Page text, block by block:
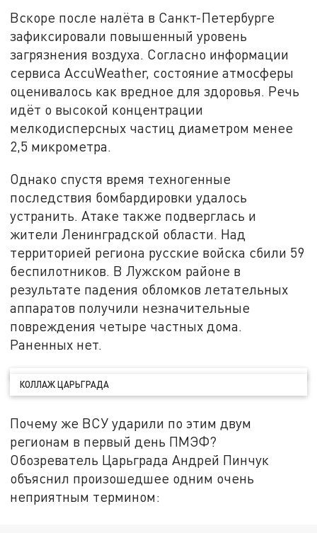
Вскоре после налёта в Санкт-Петербурге
зафиксировали повышенный уровень
загрязнения воздуха. Согласно информации
сервиса AccuWeather, состояние атмосферы
оценивалось как вредное для здоровья. Речь
идёт о высокой концентрации
мелкодисперсных частиц диаметром менее
2,5 микрометра.
Однако спустя время техногенные
последствия бомбардировки удалось
устранить. Атаке также подверглась и
жители Ленинградской области. Над
территорией региона русские войска сбили 59
беспилотников. В Лужском районе в
результате падения обломков летательных
аппаратов получили незначительные
повреждения четыре частных дома.
Раненных нет.
КОЛЛАЖ ЦАРЬГРАДА
Почему же ВСУ ударили по этим двум
регионам в первый день ПМЭФ?
Обозреватель Царьграда Андрей Пинчук
объяснил произошедшее одним очень
неприятным термином: